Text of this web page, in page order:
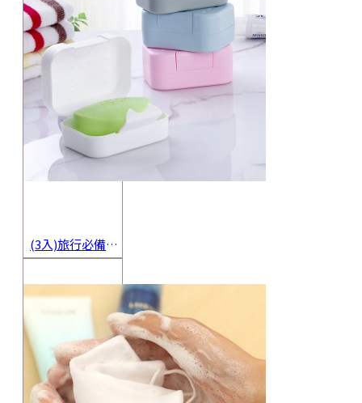
(3入)旅行必備密封香皂收納盒 方便攜帶防水海綿肥皂盒 香皂盒